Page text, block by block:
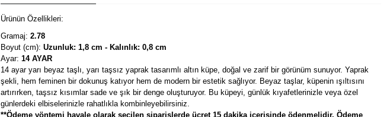
Ürünün Özellikleri:
Gramaj: 2.78
Boyut (cm): Uzunluk: 1,8 cm - Kalınlık: 0,8 cm
Ayar: 14 AYAR
14 ayar yarı beyaz taşlı, yarı taşsız yaprak tasarımlı altın küpe, doğal ve zarif bir görünüm sunuyor. Yaprak
şekli, hem feminen bir dokunuş katıyor hem de modern bir estetik sağlıyor. Beyaz taşlar, küpenin ışıltısını
artırırken, taşsız kısımlar sade ve şık bir denge oluşturuyor. Bu küpeyi, günlük kıyafetlerinizle veya özel
günlerdeki elbiselerinizle rahatlıkla kombinleyebilirsiniz.
**Ödeme yöntemi havale olarak seçilen siparişlerde ücret 15 dakika içerisinde ödenmelidir. Ödeme